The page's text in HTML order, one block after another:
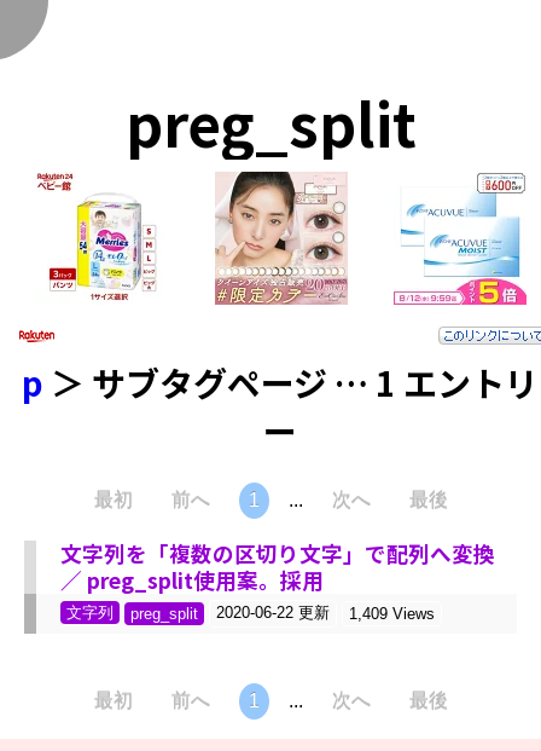
preg_split
p ＞ サブタグページ … 1 エントリ
ー
最初 前へ 1 ... 次へ 最後
文字列を「複数の区切り文字」で配列へ変換
／ preg_split使用案。採用
文字列 preg_split 2020-06-22 更新 1,409 Views
最初 前へ 1 ... 次へ 最後